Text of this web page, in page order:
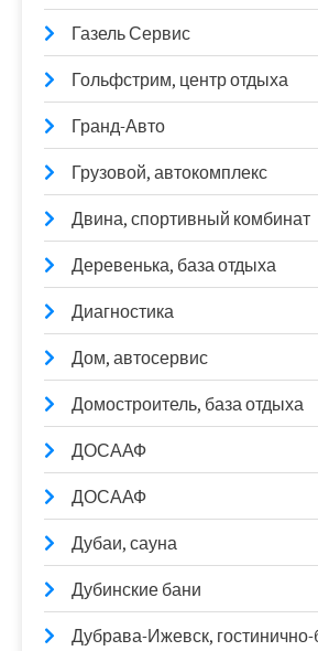
Газель Сервис
Гольфстрим, центр отдыха
Гранд-Авто
Грузовой, автокомплекс
Двина, спортивный комбинат
Деревенька, база отдыха
Диагностика
Дом, автосервис
Домостроитель, база отдыха
ДОСААФ
ДОСААФ
Дубаи, сауна
Дубинские бани
Дубрава-Ижевск,